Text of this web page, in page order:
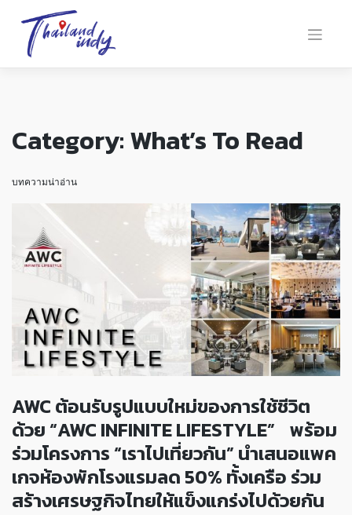
Category:What’s To Read
บทความน่าอ่าน
AWC ต้อนรับรูปแบบใหม่ของการใช้ชีวิต
ด้วย “AWC INFINITE LIFESTYLE” พร้อม
ร่วมโครงการ “เราไปเที่ยวกัน” นำเสนอแพค
เกจห้องพักโรงแรมลด 50% ทั้งเครือ ร่วม
สร้างเศรษฐกิจไทยให้แข็งแกร่งไปด้วยกัน